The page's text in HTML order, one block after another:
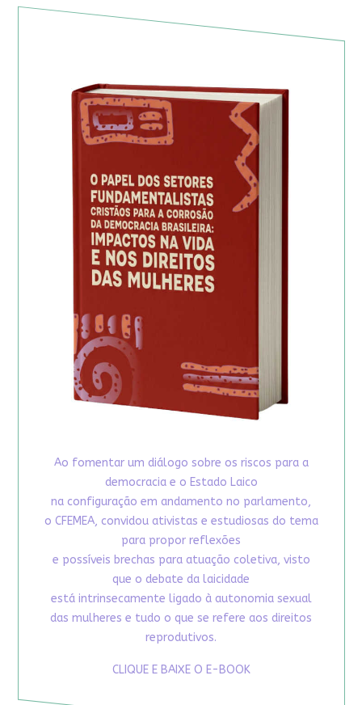
Ao fomentar um diálogo sobre os riscos para a
democracia e o Estado Laico
na configuração em andamento no parlamento,
o CFEMEA, convidou ativistas e estudiosas do tema
para propor reflexões
e possíveis brechas para atuação coletiva, visto
que o debate da laicidade
está intrinsecamente ligado à autonomia sexual
das mulheres e tudo o que se refere aos direitos
reprodutivos.
CLIQUE E BAIXE O E-BOOK